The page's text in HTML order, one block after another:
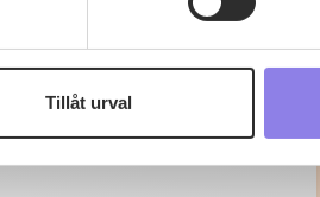
att du är 25 år eller äldre.
Tillåt urval
Fler recept